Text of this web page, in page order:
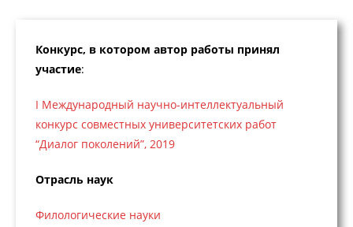
Конкурс, в котором автор работы принял
участие:
I Международный научно-интеллектуальный
конкурс совместных университетских работ
“Диалог поколений”, 2019
Отрасль наук
Филологические науки